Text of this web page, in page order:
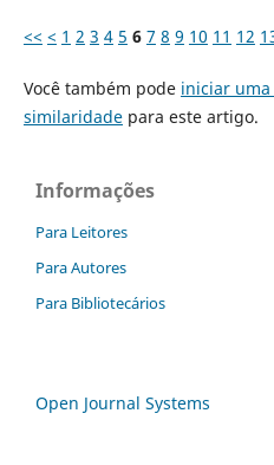
<< < 1 2 3 4 5 6 7 8 9 10 11 12
Você também pode iniciar
similaridadepara este artigo.
Informações
Para Leitores
Para Autores
Para Bibliotecários
Open Journal Systems